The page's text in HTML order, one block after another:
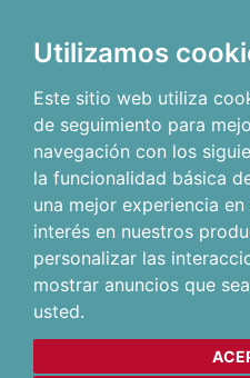
Utilizamos
Este sitio web utiliza
de seguimiento para
navegación con los
la funcionalidad básica
una mejor experiencia
interés en nuestros
personalizar las
mostrar anuncios que
usted.